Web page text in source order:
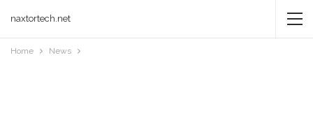
naxtortech.net
Home News